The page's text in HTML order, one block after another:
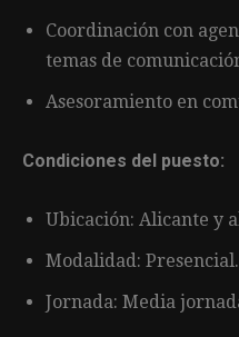
Coordinación con
temas de
Asesoramiento en
Condiciones del puesto:
Ubicación: Alicante y
Modalidad: Presencial.
Jornada: Media